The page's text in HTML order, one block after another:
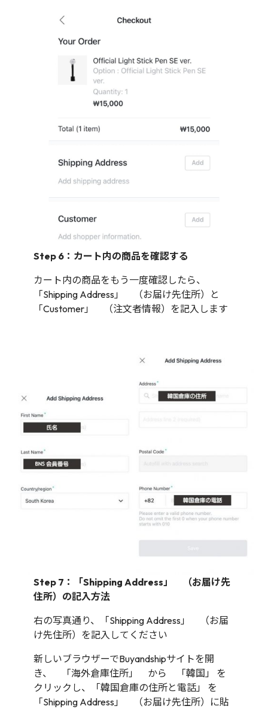
Step 6：カート内の商品を確認する
カート内の商品をもう一度確認したら、
「Shipping Address」 （お届け先住所）と
「Customer」 （注文者情報）を記入します
Step 7：「Shipping Address」 （お届け先
住所）の記入方法
右の写真通り、「Shipping Address」 （お届
け先住所）を記入してください
新しいブラウザーでBuyandshipサイトを開
き、 「海外倉庫住所」 から 「韓国」 を
クリックし、「韓国倉庫の住所と電話」 を
「Shipping Address」 （お届け先住所）に貼